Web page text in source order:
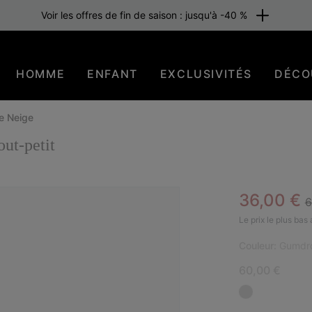
Voir les offres de fin de saison : jusqu'à -40 %
HOMME ENFANT EXCLUSIVITÉS
Neige
petit
EN
Sale
36,00 €
Le prix le plus bas